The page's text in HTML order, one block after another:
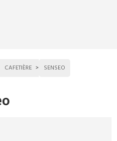
CAFETIÈRE SENSEO